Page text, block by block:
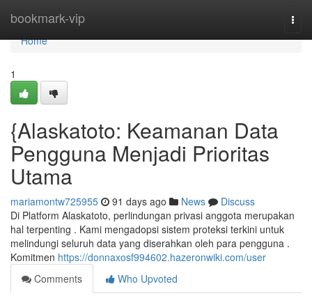
bookmark-vip
Home
Home
1
{Alaskatoto: Keamanan Data
Pengguna Menjadi Prioritas
Utama
mariamontw725955 91 days ago News
Discuss
Di Platform Alaskatoto, perlindungan privasi anggota merupakan
hal terpenting . Kami mengadopsi sistem proteksi terkini untuk
melindungi seluruh data yang diserahkan oleh para pengguna .
Komitmen https://donnaxosf994602.hazeronwiki.com/user
Comments
Who Upvoted